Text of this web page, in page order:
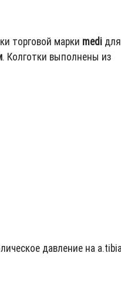
торговой марки medi для
. Колготки выполнены из
давление на